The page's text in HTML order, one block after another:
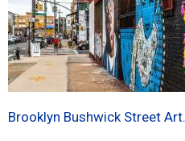
Brooklyn Bushwick Street Art.